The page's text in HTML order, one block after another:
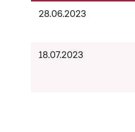
Aktivitéiten um Dossier
28.06.2023
18.07.2023